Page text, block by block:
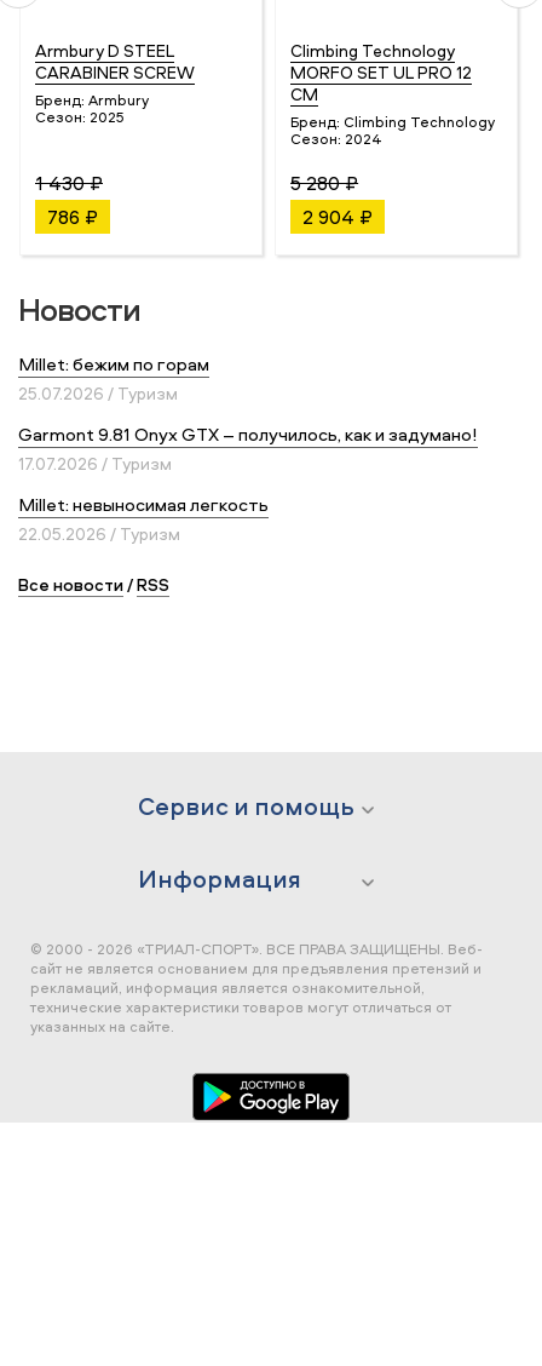
Armbury D STEEL
CARABINER SCREW
Бренд: Armbury
Сезон: 2025
1 430 ₽
786 ₽
Climbing Technology
MORFO SET UL PRO 12
CM
Бренд: Climbing Technology
Сезон: 2024
5 280 ₽
2 904 ₽
Новости
Millet: бежим по горам
25.07.2026 / Туризм
Garmont 9.81 Onyx GTX – получилось, как и задумано!
17.07.2026 / Туризм
Millet: невыносимая легкость
22.05.2026 / Туризм
Все новости/RSS
Сервис и помощь
Информация
© 2000 - 2026 «ТРИАЛ-СПОРТ». ВСЕ ПРАВА ЗАЩИЩЕНЫ. Веб-
сайт не является основанием для предъявления претензий и
рекламаций, информация является ознакомительной,
технические характеристики товаров могут отличаться от
указанных на сайте.